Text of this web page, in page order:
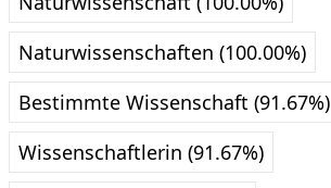
Naturwissenschaften (100.00%)
Bestimmte Wissenschaft (91.67%)
Wissenschaftlerin (91.67%)